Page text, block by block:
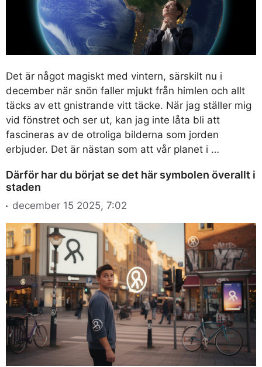
Det är något magiskt med vintern, särskilt nu i
december när snön faller mjukt från himlen och allt
täcks av ett gnistrande vitt täcke. När jag ställer mig
vid fönstret och ser ut, kan jag inte låta bli att
fascineras av de otroliga bilderna som jorden
erbjuder. Det är nästan som att vår planet i …
Därför har du börjat se det här symbolen överallt i
staden
december 15 2025, 7:02